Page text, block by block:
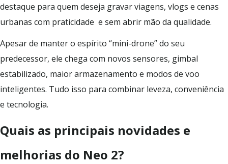
destaque para quem deseja gravar viagens, vlogs e cenas
urbanas com praticidade e sem abrir mão da qualidade.
Apesar de manter o espírito “mini-drone” do seu
predecessor, ele chega com novos sensores, gimbal
estabilizado, maior armazenamento e modos de voo
inteligentes. Tudo isso para combinar leveza, conveniência
e tecnologia.
Quais as principais novidades e
melhorias do Neo 2?